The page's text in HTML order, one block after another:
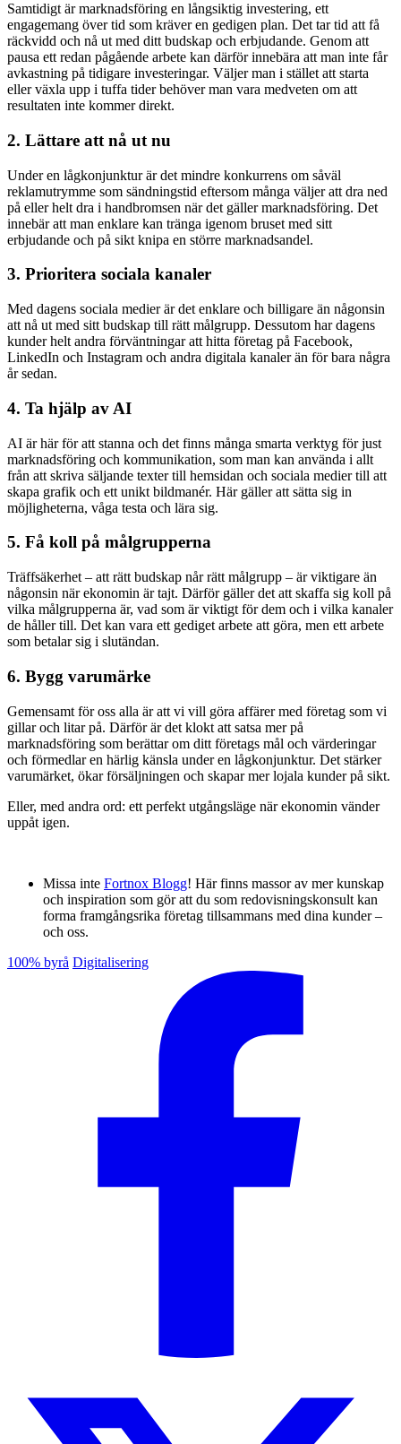
Samtidigt är marknadsföring en långsiktig investering, ett
engagemang över tid som kräver en gedigen plan. Det tar tid att få
räckvidd och nå ut med ditt budskap och erbjudande. Genom att
pausa ett redan pågående arbete kan därför innebära att man inte får
avkastning på tidigare investeringar. Väljer man i stället att starta
eller växla upp i tuffa tider behöver man vara medveten om att
resultaten inte kommer direkt.
2. Lättare att nå ut nu
Under en lågkonjunktur är det mindre konkurrens om såväl
reklamutrymme som sändningstid eftersom många väljer att dra ned
på eller helt dra i handbromsen när det gäller marknadsföring. Det
innebär att man enklare kan tränga igenom bruset med sitt
erbjudande och på sikt knipa en större marknadsandel.
3. Prioritera sociala kanaler
Med dagens sociala medier är det enklare och billigare än någonsin
att nå ut med sitt budskap till rätt målgrupp. Dessutom har dagens
kunder helt andra förväntningar att hitta företag på Facebook,
LinkedIn och Instagram och andra digitala kanaler än för bara några
år sedan.
4. Ta hjälp av AI
AI är här för att stanna och det finns många smarta verktyg för just
marknadsföring och kommunikation, som man kan använda i allt
från att skriva säljande texter till hemsidan och sociala medier till att
skapa grafik och ett unikt bildmanér. Här gäller att sätta sig in
möjligheterna, våga testa och lära sig.
5. Få koll på målgrupperna
Träffsäkerhet – att rätt budskap når rätt målgrupp – är viktigare än
någonsin när ekonomin är tajt. Därför gäller det att skaffa sig koll på
vilka målgrupperna är, vad som är viktigt för dem och i vilka kanaler
de håller till. Det kan vara ett gediget arbete att göra, men ett arbete
som betalar sig i slutändan.
6. Bygg varumärke
Gemensamt för oss alla är att vi vill göra affärer med företag som vi
gillar och litar på. Därför är det klokt att satsa mer på
marknadsföring som berättar om ditt företags mål och värderingar
och förmedlar en härlig känsla under en lågkonjunktur. Det stärker
varumärket, ökar försäljningen och skapar mer lojala kunder på sikt.
Eller, med andra ord: ett perfekt utgångsläge när ekonomin vänder
uppåt igen.
Missa inte Fortnox Blogg! Här finns massor av mer kunskap
och inspiration som gör att du som redovisningskonsult kan
forma framgångsrika företag tillsammans med dina kunder –
och oss.
100% byrå Digitalisering